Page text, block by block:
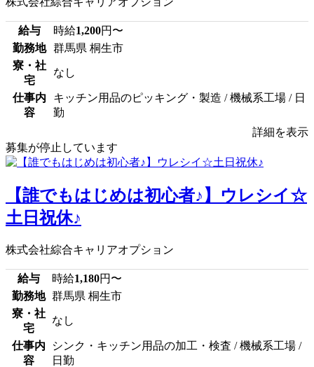
給与 時給1,200円〜
勤務地
群馬県 桐生市
寮・社
宅
なし
仕事内
容
キッチン用品のピッキング・製造 / 機械系工場 / 日
勤
詳細を表示
募集が停止しています
【誰でもはじめは初心者♪】ウレシイ☆
土日祝休♪
株式会社綜合キャリアオプション
給与 時給1,180円〜
勤務地 群馬県 桐生市
寮・社
宅
なし
仕事内
容
シンク・キッチン用品の加工・検査 / 機械系工場 /
日勤